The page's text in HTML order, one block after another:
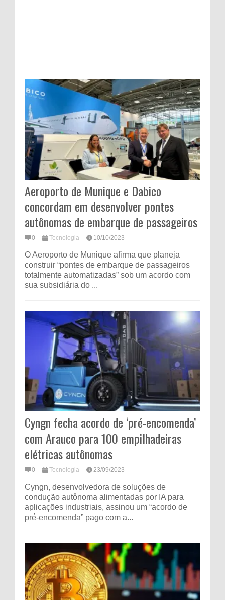
Aeroporto de Munique e Dabico
concordam em desenvolver pontes
autônomas de embarque de passageiros
0 Tecnologia 10/10/2023
O Aeroporto de Munique afirma que planeja
construir “pontes de embarque de passageiros
totalmente automatizadas” sob um acordo com
sua subsidiária do ...
Cyngn fecha acordo de ‘pré-encomenda’
com Arauco para 100 empilhadeiras
elétricas autônomas
0 Tecnologia 23/09/2023
Cyngn, desenvolvedora de soluções de
condução autônoma alimentadas por IA para
aplicações industriais, assinou um “acordo de
pré-encomenda” pago com a...